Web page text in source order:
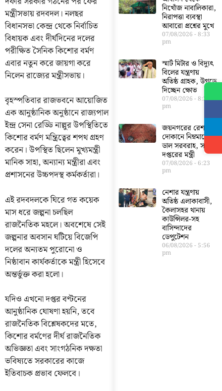
মন্ত্রীসভায় রদবদল। নলছর
বিধানসভা কেন্দ্র থেকে নির্বাচিত
বিধায়ক এবং দীর্ঘদিনের দলের
পরীক্ষিত সৈনিক কিশোর বর্মণ
এবার নতুন করে জায়গা করে
নিলেন রাজ্যের মন্ত্রীসভায়।
বৃহস্পতিবার রাজভবনে আয়োজিত
এক আনুষ্ঠানিক অনুষ্ঠানে রাজ্যপাল
ইন্দ্র সেনা রেড্ডি নাল্লুর উপস্থিতিতে
কিশোর বর্মণ মন্ত্রিত্বের শপথ গ্রহণ
করেন। উপস্থিত ছিলেন মুখ্যমন্ত্রী
মানিক সাহা, অন্যান্য মন্ত্রীরা এবং
প্রশাসনের উচ্চপদস্থ কর্মকর্তারা।
এই রদবদলকে ঘিরে গত কয়েক
মাস ধরে জল্পনা চলছিল
রাজনৈতিক মহলে। অবশেষে সেই
জল্পনার অবসান ঘটিয়ে বিজেপি
দলের অন্যতম পুরোনো ও
নিষ্ঠাবান কার্যকর্তাকে মন্ত্রী হিসেবে
অন্তর্ভুক্ত করা হলো।
যদিও এখনো দপ্তর বণ্টনের
আনুষ্ঠানিক ঘোষণা হয়নি, তবে
রাজনৈতিক বিশ্লেষকদের মতে,
কিশোর বর্মণের দীর্ঘ রাজনৈতিক
অভিজ্ঞতা এবং সাংগঠনিক দক্ষতা
ভবিষ্যতে সরকারের কাজে
ইতিবাচক প্রভাব ফেলবে।
নিখোঁজ নাবালিকারা,
নিরাপত্তা ব্যবস্থা
আবারো প্রশ্নের মুখে
07/08/2026 8:33
pm
স্মার্ট মিটার ও বিদ্যুৎ
বিলের যন্ত্রণায়
অতিষ্ঠ গ্রাহক, উগড়ে
দিচ্ছেন ক্ষোভ
07/08/2026 8:30
pm
জয়নগরের রেশন
দোকানে নিম্নমানের
ডাল সরবরাহ, সরব
দপ্তরের মন্ত্রী
07/08/2026 6:23
pm
নেশার যন্ত্রণায়
অতিষ্ঠ এলাকাবাসী,
কৈলাসহর থানায়
কাউন্সিলর-সহ
বাসিন্দাদের
ডেপুটেশন
06/08/2026 5:56
pm